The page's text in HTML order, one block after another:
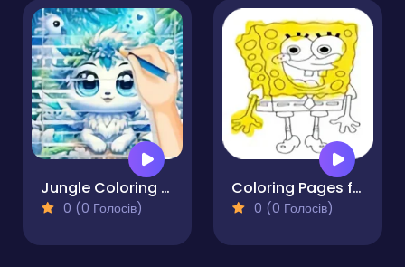
Jungle Coloring Game
0 (0 Голосів)
Coloring Pages for 5 Year Olds
0 (0 Голосів)